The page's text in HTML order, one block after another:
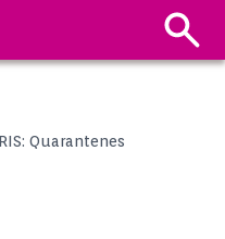
Quarantenes